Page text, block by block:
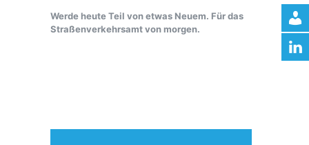
Werde heute Teil von etwas Neuem. Für das
Straßenverkehrsamt von morgen.